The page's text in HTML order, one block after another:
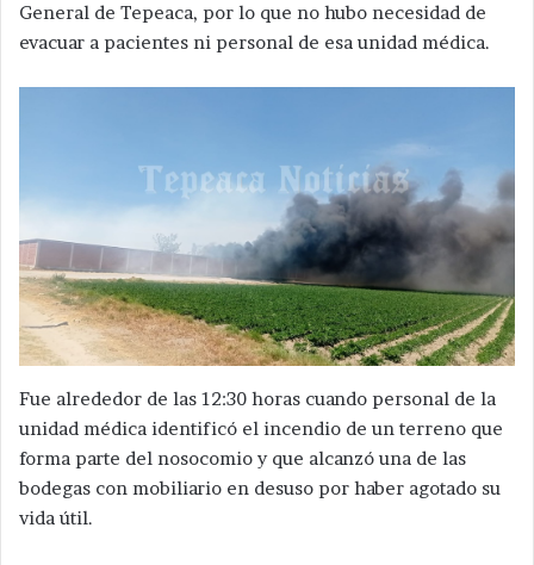
General de Tepeaca, por lo que no hubo necesidad de
evacuar a pacientes ni personal de esa unidad médica.
Fue alrededor de las 12:30 horas cuando personal de la
unidad médica identificó el incendio de un terreno que
forma parte del nosocomio y que alcanzó una de las
bodegas con mobiliario en desuso por haber agotado su
vida útil.